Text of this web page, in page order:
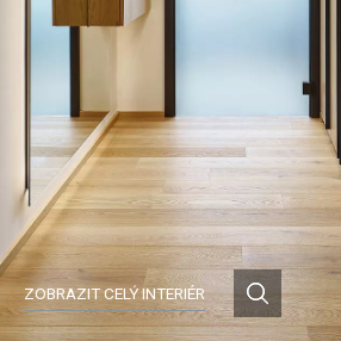
ZOBRAZIT CELÝ INTERIÉR